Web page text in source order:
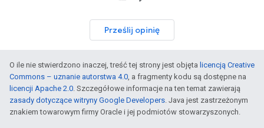
Prześlij opinię
O ile nie stwierdzono inaczej, treść tej strony jest objęta licencją Creative
Commons – uznanie autorstwa 4.0, a fragmenty kodu są dostępne na
licencji Apache 2.0. Szczegółowe informacje na ten temat zawierają
zasady dotyczące witryny Google Developers. Java jest zastrzeżonym
znakiem towarowym firmy Oracle i jej podmiotów stowarzyszonych.